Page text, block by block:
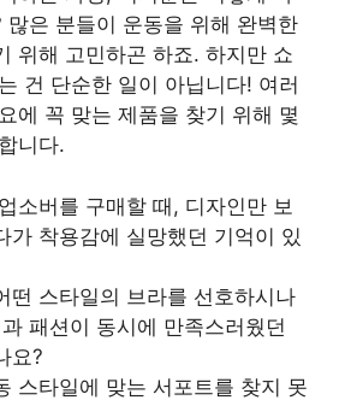
많은 분들이 운동을 위해 완벽한
위해 고민하곤 하죠. 하지만 쇼
건 단순한 일이 아닙니다! 여러
에 꼭 맞는 제품을 찾기 위해 몇
니다.
소버를 구매할 때, 디자인만 보
가 착용감에 실망했던 기억이 있
떤 스타일의 브라를 선호하시나
패션이 동시에 만족스러웠던
요?
스타일에 맞는 서포트를 찾지 못